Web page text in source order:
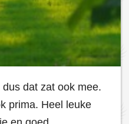
dat zat ook mee.
prima. Heel leuke